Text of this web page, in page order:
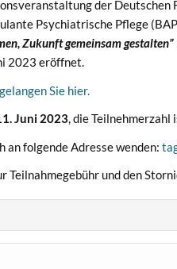
der Deutschen
Psychiatrische Pflege
Zukunft gemeinsam gestalten”
2023 eröffnet.
Sie hier.
Juni 2023, die Teilnehmerzahl
an folgende Adresse wenden:
und den